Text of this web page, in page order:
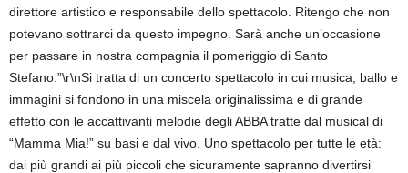
direttore artistico e responsabile dello spettacolo. Ritengo che non
potevano sottrarci da questo impegno. Sarà anche un’occasione
per passare in nostra compagnia il pomeriggio di Santo
Stefano.”\r\nSi tratta di un concerto spettacolo in cui musica, ballo e
immagini si fondono in una miscela originalissima e di grande
effetto con le accattivanti melodie degli ABBA tratte dal musical di
“Mamma Mia!” su basi e dal vivo. Uno spettacolo per tutte le età:
dai più grandi ai più piccoli che sicuramente sapranno divertirsi